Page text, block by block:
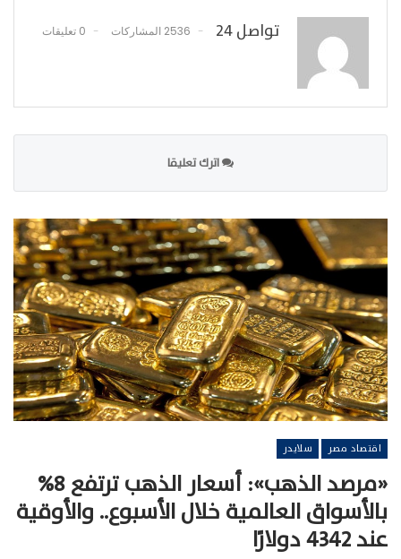
تواصل 24 2536 المشاركات 0 تعليقات
اترك تعليقا
اقتصاد مصر سلايدر
«مرصد الذهب»: أسعار الذهب ترتفع 8%
بالأسواق العالمية خلال الأسبوع.. والأوقية
عند 4342 دولارًا